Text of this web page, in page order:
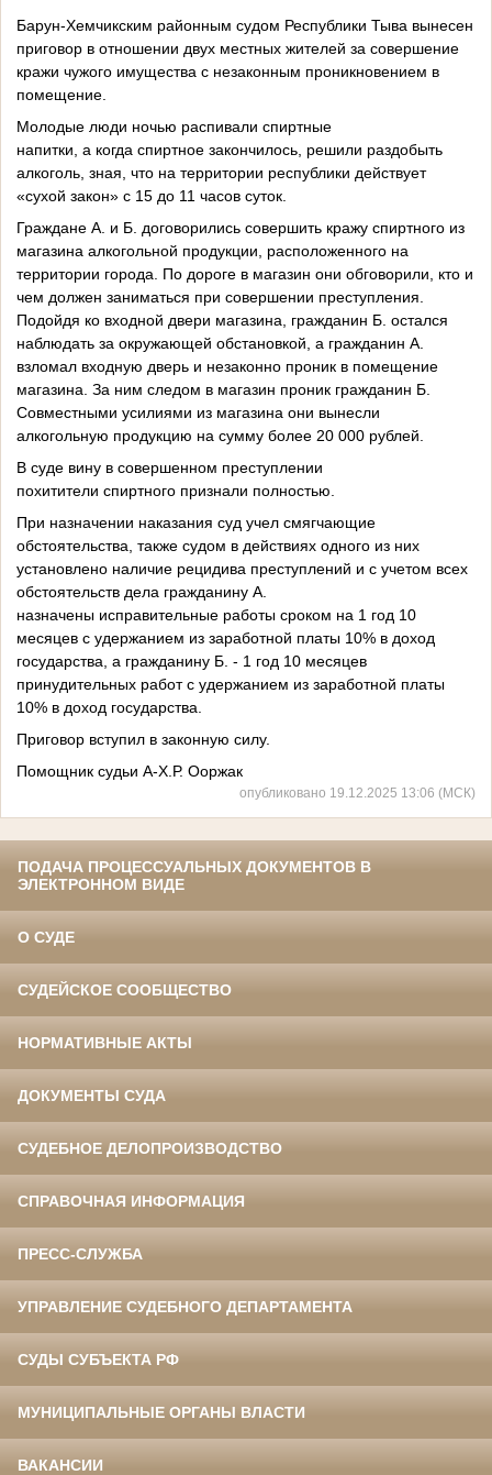
Барун-Хемчикским районным судом Республики Тыва вынесен
приговор в отношении двух местных жителей за совершение
кражи чужого имущества с незаконным проникновением в
помещение.
Молодые люди ночью распивали спиртные
напитки, а когда спиртное закончилось, решили раздобыть
алкоголь, зная, что на территории республики действует
«сухой закон» с 15 до 11 часов суток.
Граждане А. и Б. договорились совершить кражу спиртного из
магазина алкогольной продукции, расположенного на
территории города. По дороге в магазин они обговорили, кто и
чем должен заниматься при совершении преступления.
Подойдя ко входной двери магазина, гражданин Б. остался
наблюдать за окружающей обстановкой, а гражданин А.
взломал входную дверь и незаконно проник в помещение
магазина. За ним следом в магазин проник гражданин Б.
Совместными усилиями из магазина они вынесли
алкогольную продукцию на сумму более 20 000 рублей.
В суде вину в совершенном преступлении
похитители спиртного признали полностью.
При назначении наказания суд учел смягчающие
обстоятельства, также судом в действиях одного из них
установлено наличие рецидива преступлений и с учетом всех
обстоятельств дела гражданину А.
назначены исправительные работы сроком на 1 год 10
месяцев с удержанием из заработной платы 10% в доход
государства, а гражданину Б. - 1 год 10 месяцев
принудительных работ с удержанием из заработной платы
10% в доход государства.
Приговор вступил в законную силу.
Помощник судьи А-Х.Р. Ооржак
опубликовано 19.12.2025 13:06 (МСК)
ПОДАЧА ПРОЦЕССУАЛЬНЫХ ДОКУМЕНТОВ В
ЭЛЕКТРОННОМ ВИДЕ
О СУДЕ
СУДЕЙСКОЕ СООБЩЕСТВО
НОРМАТИВНЫЕ АКТЫ
ДОКУМЕНТЫ СУДА
СУДЕБНОЕ ДЕЛОПРОИЗВОДСТВО
СПРАВОЧНАЯ ИНФОРМАЦИЯ
ПРЕСС-СЛУЖБА
УПРАВЛЕНИЕ СУДЕБНОГО ДЕПАРТАМЕНТА
СУДЫ СУБЪЕКТА РФ
МУНИЦИПАЛЬНЫЕ ОРГАНЫ ВЛАСТИ
ВАКАНСИИ